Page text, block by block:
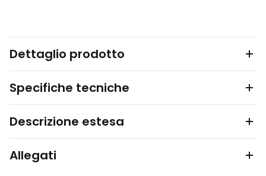
Dettaglio prodotto
Specifiche tecniche
Descrizione estesa
Allegati